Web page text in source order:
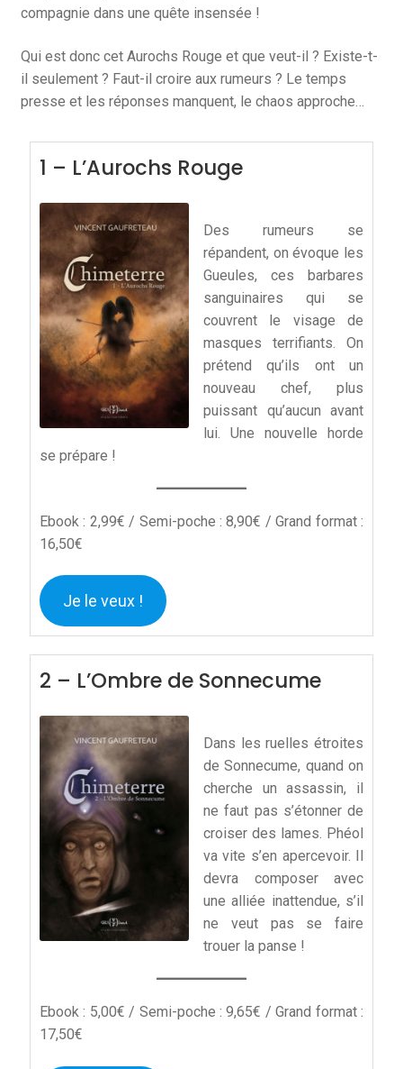
compagnie dans une quête insensée !
Qui est donc cet Aurochs Rouge et que veut-il ? Existe-t-
il seulement ? Faut-il croire aux rumeurs ? Le temps
presse et les réponses manquent, le chaos approche…
1 – L’Aurochs Rouge
Des rumeurs se
répandent, on évoque les
Gueules, ces barbares
sanguinaires qui se
couvrent le visage de
masques terrifiants. On
prétend qu’ils ont un
nouveau chef, plus
puissant qu’aucun avant
lui. Une nouvelle horde
se prépare !
Ebook : 2,99€ / Semi-poche : 8,90€ / Grand format :
16,50€
Je le veux !
2 – L’Ombre de Sonnecume
Dans les ruelles étroites
de Sonnecume, quand on
cherche un assassin, il
ne faut pas s’étonner de
croiser des lames. Phéol
va vite s’en apercevoir. Il
devra composer avec
une alliée inattendue, s’il
ne veut pas se faire
trouer la panse !
Ebook : 5,00€ / Semi-poche : 9,65€ / Grand format :
17,50€